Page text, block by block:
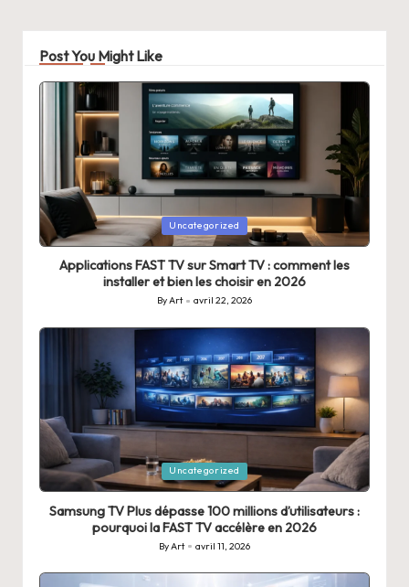
Post You Might Like
Posted
in
Uncategorized
Applications FAST TV sur Smart TV : comment les
installer et bien les choisir en 2026
Posted
ByArt avril 22, 2026
Posted
in
Uncategorized
Samsung TV Plus dépasse 100 millions d’utilisateurs :
pourquoi la FAST TV accélère en 2026
Posted
ByArt avril 11, 2026